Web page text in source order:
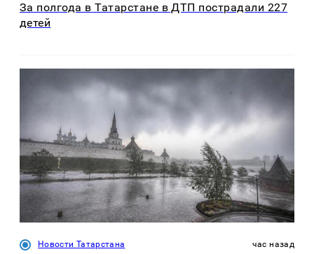
За полгода в Татарстане в ДТП пострадали 227
детей
Новости Татарстана час назад